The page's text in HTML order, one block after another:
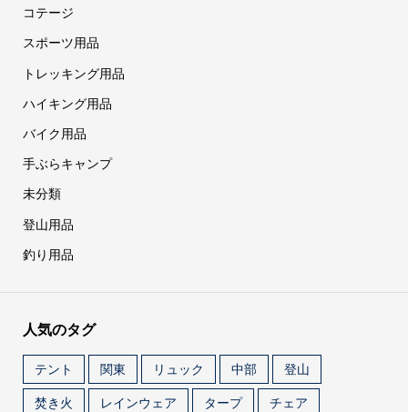
コテージ
スポーツ用品
トレッキング用品
ハイキング用品
バイク用品
手ぶらキャンプ
未分類
登山用品
釣り用品
人気のタグ
テント 関東 リュック 中部
登山
焚き火
レインウェア タープ
チェア